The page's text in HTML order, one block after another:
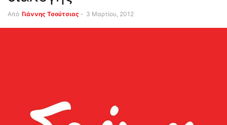
Από Γιάννης Τσούτσιας - 3 Μαρτίου, 2012